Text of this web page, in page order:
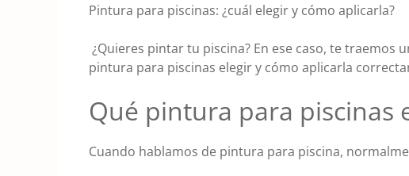
Pintura para piscinas: ¿cuál elegir y cómo aplicarla?
¿Quieres pintar tu piscina? En ese caso, te traemos
pintura para piscinas elegir y cómo aplicarla
Qué pintura para piscinas
Cuando hablamos de pintura para piscina,